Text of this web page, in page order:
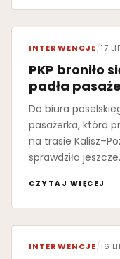
INTERWENCJE/17
PKP broniło
padła
Do biura
pasażerka, która
na trasie
sprawdziła
CZYTAJ WIĘCEJ
INTERWENCJE/16